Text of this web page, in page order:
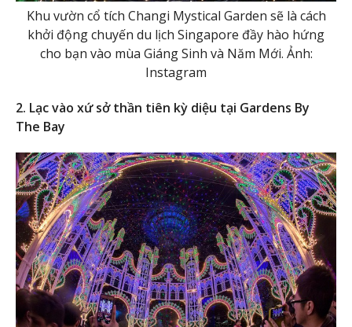
Khu vườn cổ tích Changi Mystical Garden sẽ là cách
khởi động chuyến du lịch Singapore đầy hào hứng
cho bạn vào mùa Giáng Sinh và Năm Mới. Ảnh:
Instagram
2. Lạc vào xứ sở thần tiên kỳ diệu tại Gardens By
The Bay